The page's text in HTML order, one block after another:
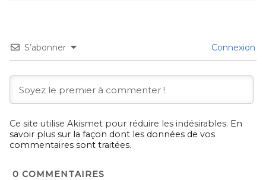
S’abonner Connexion
Ce site utilise Akismet pour réduire les indésirables. En
savoir plus sur la façon dont les données de vos
commentaires sont traitées.
0 COMMENTAIRES